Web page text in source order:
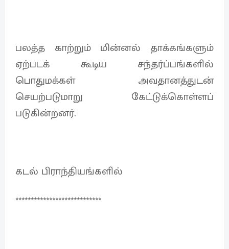
பலத்த காற்றும் மின்னல் தாக்கங்களும்
ஏற்படக் கூடிய சந்தர்ப்பங்களில்
பொதுமக்கள் அவதானத்துடன்
செயற்படுமாறு கேட்டுக்கொள்ளப்
படுகின்றனர்.
கடல் பிராந்தியங்களில்
****************************